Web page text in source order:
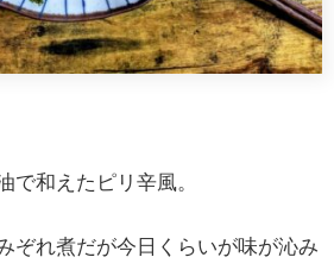
で和えたピリ辛風。
ぞれ煮だが今日くらいが味が沁み